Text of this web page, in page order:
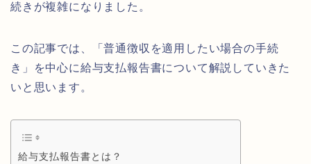
続きが複雑になりました。
この記事では、「普通徴収を適用したい場合の手続
き」を中心に給与支払報告書について解説していきた
いと思います。
給与支払報告書とは？